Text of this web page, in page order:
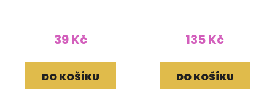
39 Kč
DO KOŠÍKU
135 Kč
DO KOŠÍKU